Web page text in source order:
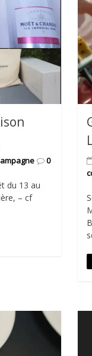
0
du 13 au
– cf